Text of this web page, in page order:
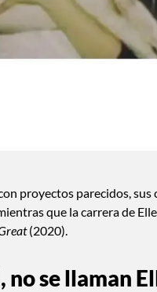
proyectos parecidos,
que la carrera de
(2020).
no se llaman